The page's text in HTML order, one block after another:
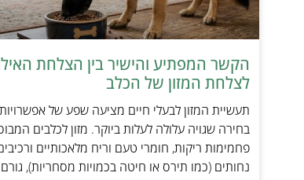
הקשר המפתיע והישיר בין הצלחת
לצלחת המזון של הכלב
תעשיית המזון לבעלי חיים מציעה שפע של
בחירה שגויה עלולה לעלות ביוקר. מזון לכלבים
פחמימות ריקות, חומרי טעם וריח מלאכותיים
נחותים (כמו תירס או חיטה בכמויות מסחריות), גורם